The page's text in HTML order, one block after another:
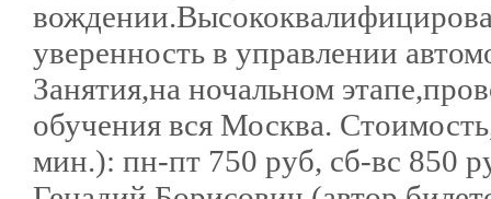
уверенность в управлении
Занятия,на ночальном
обучения вся Москва.
мин.): пн-пт 750 руб, сб-вс 850